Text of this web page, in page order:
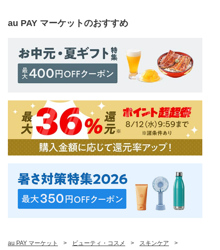
au PAY マーケットのおすすめ
au PAY マーケット > ビューティ・コスメ > スキンケア
>